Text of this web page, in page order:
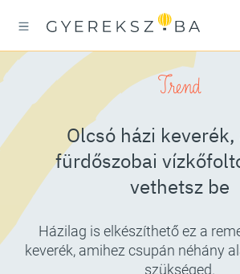
Trend
Olcsó házi
fürdőszobai
vethetsz be
Házilag is elkészíthető ez a
keverék, amihez csupán néhány
szükséged.